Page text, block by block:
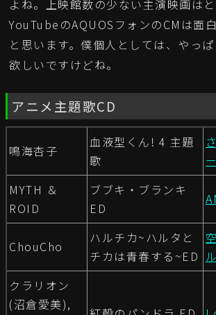
よね。上映館数の少ない主演映画はと
YouTubeのAQUOSフォンのCMは面
と思います。僕個人としては、やっ
欲しいですけどね。
アニメ主題歌CD
鳴海杏子
血液型くん! 4 主題
歌
MYTH ＆
ROID
ブブキ・ブランキ
ED
ChouCho
ハルチカ~ハルタと
チカは青春する~ED ル
クラリオン
(沼倉愛美),